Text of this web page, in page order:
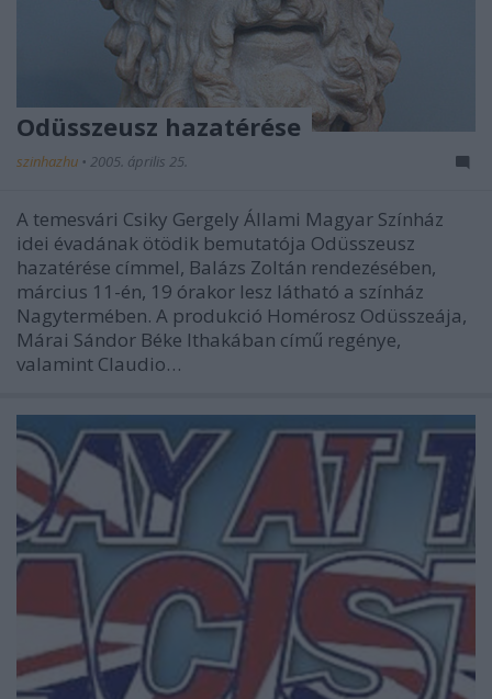
Odüsszeusz hazatérése
szinhazhu • 2005. április 25.
A temesvári Csiky Gergely Állami Magyar Színház
idei évadának ötödik bemutatója Odüsszeusz
hazatérése címmel, Balázs Zoltán rendezésében,
március 11-én, 19 órakor lesz látható a színház
Nagytermében. A produkció Homérosz Odüsszeája,
Márai Sándor Béke Ithakában című regénye,
valamint Claudio…